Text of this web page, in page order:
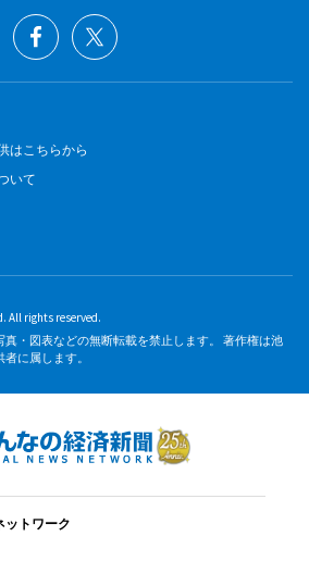
はこちらから
いて
All rights reserved.
・図表などの無断転載を禁止します。 著作権は池
に属します。
ットワーク